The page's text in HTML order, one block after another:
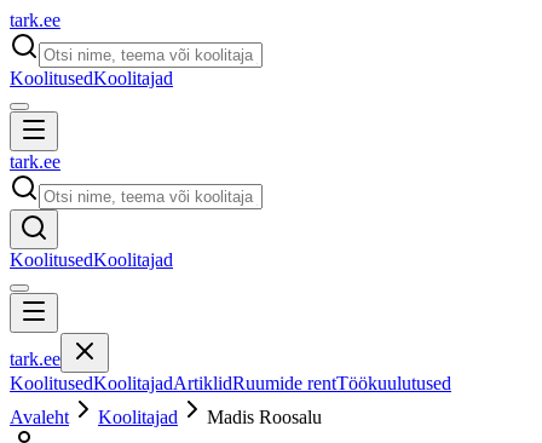
tark.ee
KoolitusedKoolitajad
tark.ee
KoolitusedKoolitajad
tark.ee
KoolitusedKoolitajadArtiklidRuumide rentTöökuulutused
Avaleht
Koolitajad Madis Roosalu